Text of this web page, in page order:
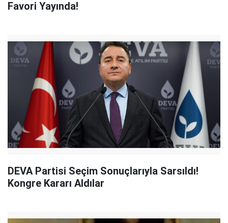
Favori Yayında!
DEVA Partisi Seçim Sonuçlarıyla Sarsıldı!
Kongre Kararı Aldılar